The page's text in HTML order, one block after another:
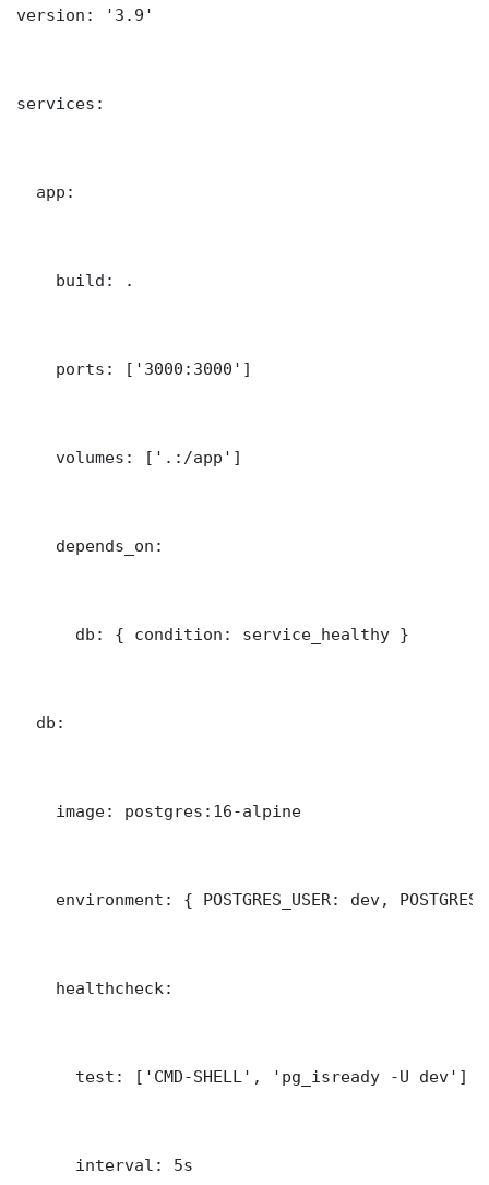
version: '3.9'
services:
  app:
    build: .
    ports: ['3000:3000']
    volumes: ['.:/app']
    depends_on:
      db: { condition: service_healthy }
  db:
    image: postgres:16-alpine
environment: { POSTGRES_USER: dev,
    healthcheck:
      test: ['CMD-SHELL', 'pg_isready -U dev']
      interval: 5s